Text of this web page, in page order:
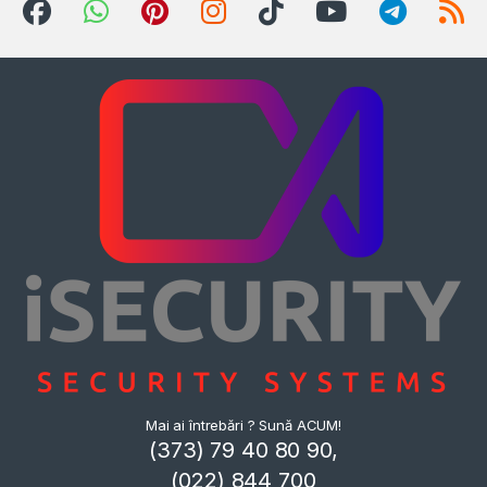
Mai ai întrebări ? Sună ACUM!
(373) 79 40 80 90,
(022) 844 700